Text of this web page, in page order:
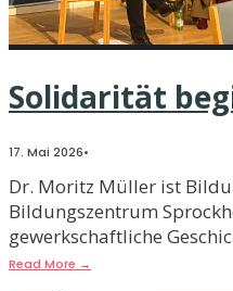
Solidarität
17. Mai 2026•
Dr. Moritz Müller ist
Bildungszentrum
gewerkschaftliche
Read More →